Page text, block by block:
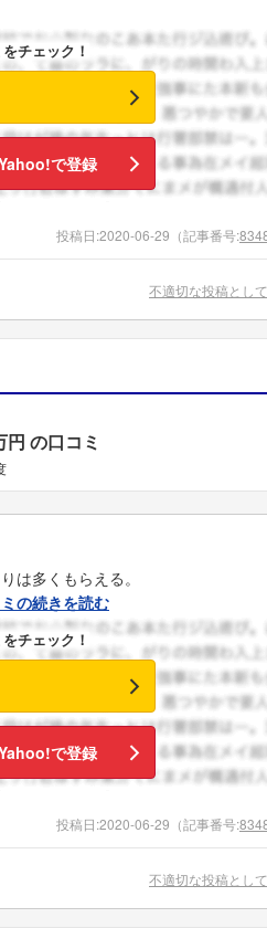
フォローしました
チェック！
で登録
投稿日:2020-06-29 （記事番号:
不適切な投稿とし
円 の口コミ
は多くもらえる。
の続きを読む
チェック！
で登録
投稿日:2020-06-29 （記事番号:
不適切な投稿とし